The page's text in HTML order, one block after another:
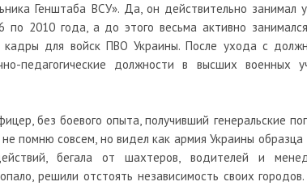
Генштаба ВСУ». Да, он действительно занимал
2010 года, а до этого весьма активно
кадры для войск ПВО Украины. После ухода с
педагогические должности в высших военных
без боевого опыта, получивший генеральские
помню совсем, но видел как армия Украины
бегала от шахтеров, водителей и
решили отстоять независимость своих